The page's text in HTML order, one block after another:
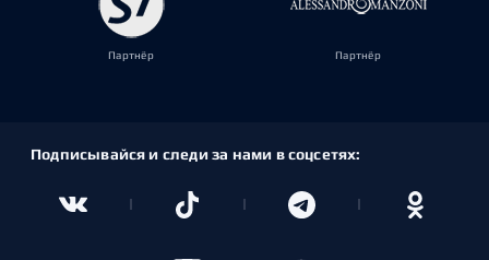
Партнёр Партнёр
Подписывайся и следи за нами в соцсетях: